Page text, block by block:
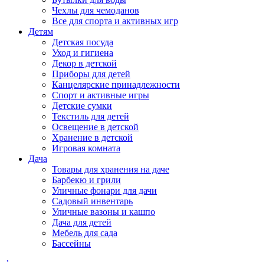
Чехлы для чемоданов
Все для спорта и активных игр
Детям
Детская посуда
Уход и гигиена
Декор в детской
Приборы для детей
Канцелярские принадлежности
Спорт и активные игры
Детские сумки
Текстиль для детей
Освещение в детской
Хранение в детской
Игровая комната
Дача
Товары для хранения на даче
Барбекю и грили
Уличные фонари для дачи
Садовый инвентарь
Уличные вазоны и кашпо
Дача для детей
Мебель для сада
Бассейны